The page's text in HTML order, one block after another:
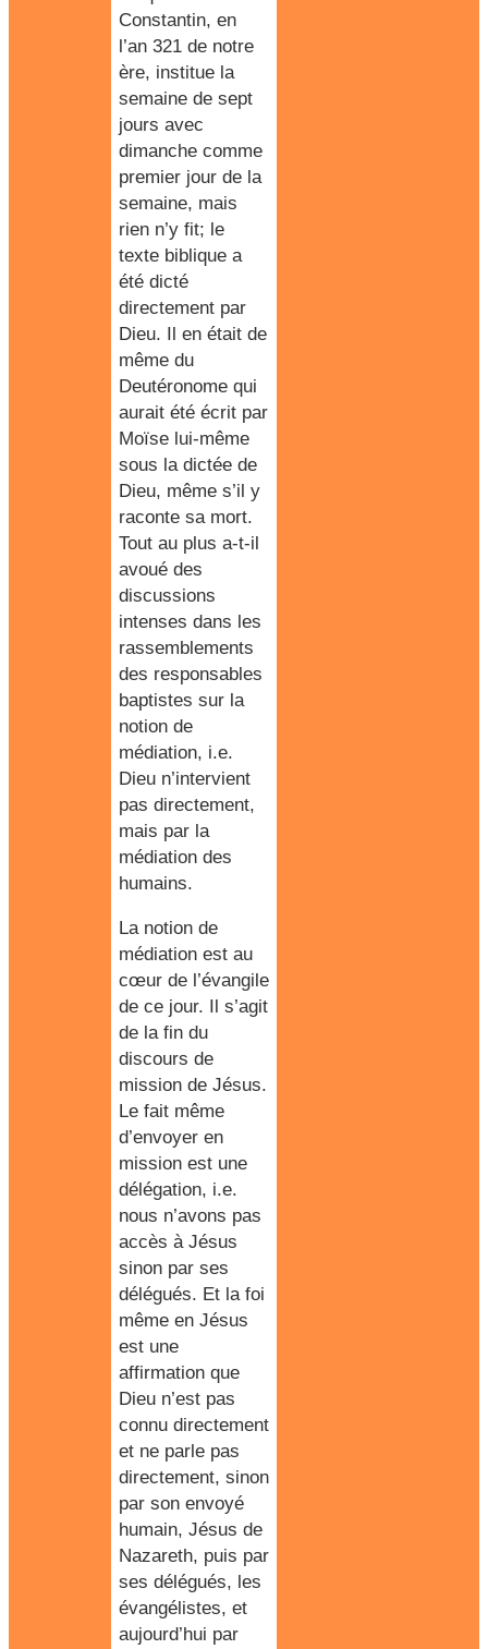
Constantin, en
l’an 321 de notre
ère, institue la
semaine de sept
jours avec
dimanche comme
premier jour de la
semaine, mais
rien n’y fit; le
texte biblique a
été dicté
directement par
Dieu. Il en était de
même du
Deutéronome qui
aurait été écrit par
Moïse lui-même
sous la dictée de
Dieu, même s’il y
raconte sa mort.
Tout au plus a-t-il
avoué des
discussions
intenses dans les
rassemblements
des responsables
baptistes sur la
notion de
médiation, i.e.
Dieu n’intervient
pas directement,
mais par la
médiation des
humains.
La notion de
médiation est au
cœur de l’évangile
de ce jour. Il s’agit
de la fin du
discours de
mission de Jésus.
Le fait même
d’envoyer en
mission est une
délégation, i.e.
nous n’avons pas
accès à Jésus
sinon par ses
délégués. Et la foi
même en Jésus
est une
affirmation que
Dieu n’est pas
connu directement
et ne parle pas
directement, sinon
par son envoyé
humain, Jésus de
Nazareth, puis par
ses délégués, les
évangélistes, et
aujourd’hui par